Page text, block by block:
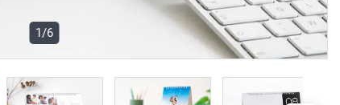
1/6